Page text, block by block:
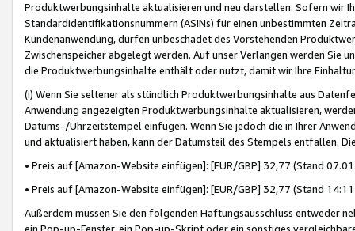
Produktwerbungsinhalte aktualisieren und neu darstellen. Sofern wir
Standardidentifikationsnummern (ASINs) für einen unbestimmten
Kundenanwendung, dürfen unbeschadet des Vorstehenden
Zwischenspeicher abgelegt werden. Auf unser Verlangen werden Sie
die Produktwerbungsinhalte enthält oder nutzt, damit wir Ihre
(i) Wenn Sie seltener als stündlich Produktwerbungsinhalte aus
Anwendung angezeigten Produktwerbungsinhalte aktualisieren,
Datums-/Uhrzeitstempel einfügen. Wenn Sie jedoch die in Ihrer
und aktualisiert haben, kann der Datumsteil des Stempels entfallen.
• Preis auf [Amazon-Website einfügen]: [EUR/GBP] 32,77 (Stand
• Preis auf [Amazon-Website einfügen]: [EUR/GBP] 32,77 (Stand
Außerdem müssen Sie den folgenden Haftungsausschluss entweder
ein Pop-up-Fenster, ein Pop-up-Skript oder ein sonstiges